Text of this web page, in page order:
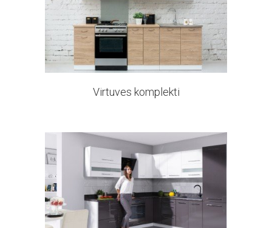
66 products
Virtuves komplekti
167 products